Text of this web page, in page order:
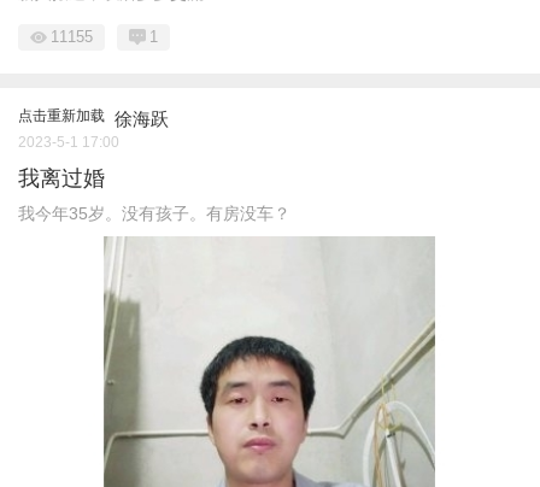
11155 1
点击重新加载 徐海跃
2023-5-1 17:00
我离过婚
我今年35岁。没有孩子。有房没车？